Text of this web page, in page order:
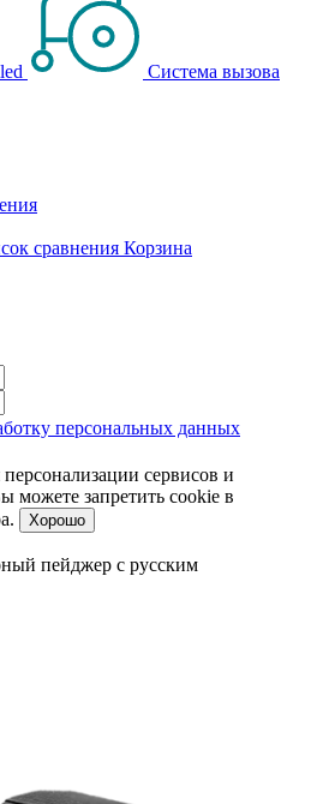
Система вызова
сравнения Корзина
персональных данных
персонализации сервисов и
можете запретить cookie в
Хорошо
пейджер с русским